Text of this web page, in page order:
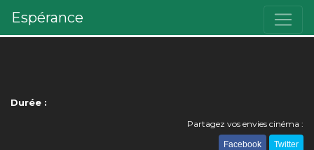
Espérance
Durée :
Partagez vos envies cinéma :
Facebook Twitter